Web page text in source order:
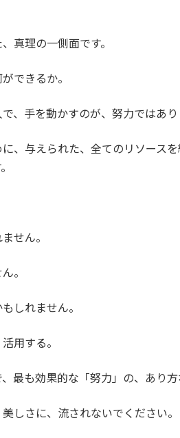
真理の一側面です。
できるか。
、手を動かすのが、努力ではあり
、与えられた、全てのリソース
せん。
。
しれません。
用する。
最も効果的な「努力」の、あり方
しさに、流されないでください。